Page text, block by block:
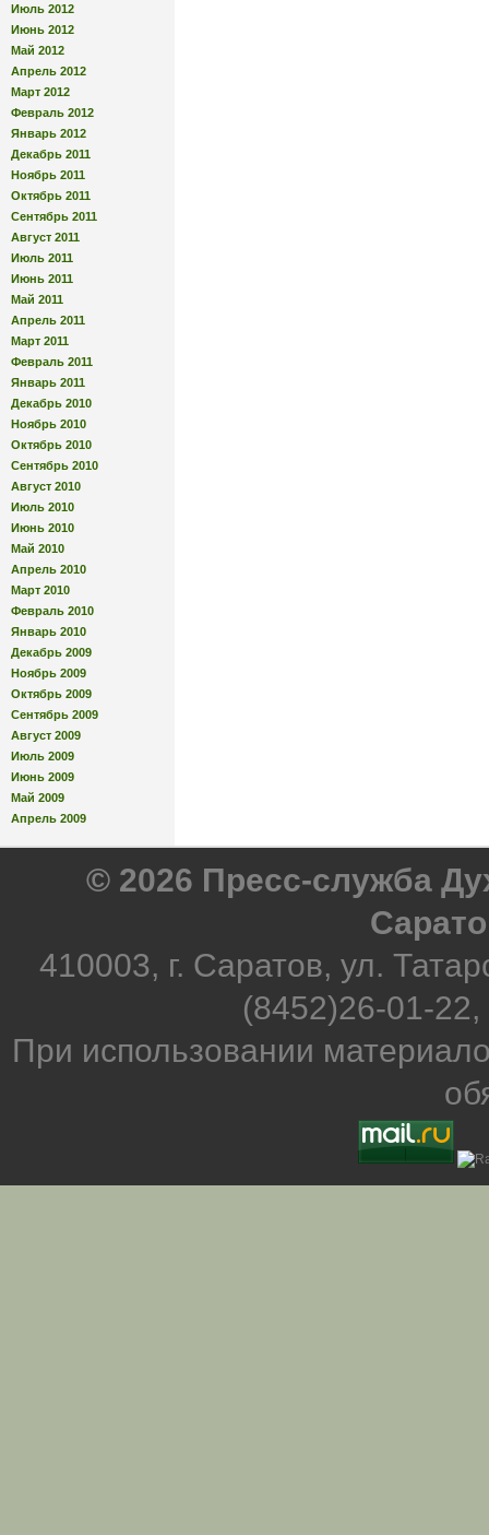
Июль 2012
Июнь 2012
Май 2012
Апрель 2012
Март 2012
Февраль 2012
Январь 2012
Декабрь 2011
Ноябрь 2011
Октябрь 2011
Сентябрь 2011
Август 2011
Июль 2011
Июнь 2011
Май 2011
Апрель 2011
Март 2011
Февраль 2011
Январь 2011
Декабрь 2010
Ноябрь 2010
Октябрь 2010
Сентябрь 2010
Август 2010
Июль 2010
Июнь 2010
Май 2010
Апрель 2010
Март 2010
Февраль 2010
Январь 2010
Декабрь 2009
Ноябрь 2009
Октябрь 2009
Сентябрь 2009
Август 2009
Июль 2009
Июнь 2009
Май 2009
Апрель 2009
© 2026 Пресс-служба
410003, г. Саратов, ул.
(8452)26-01-
При использовании